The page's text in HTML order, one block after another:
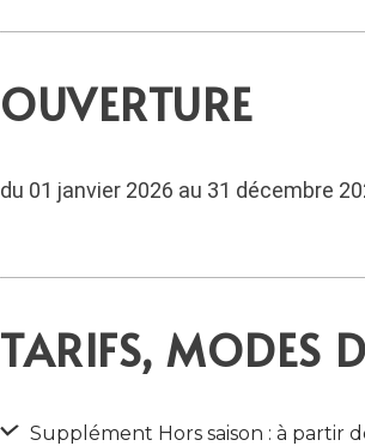
OUVERTURE
du 01 janvier 2026 au 31 décembre
TARIFS, MODES
Supplément Hors saison : à partir